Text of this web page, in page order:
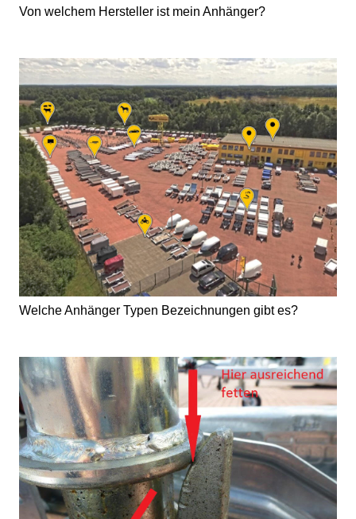
Von welchem Hersteller ist mein Anhänger?
Welche Anhänger Typen Bezeichnungen gibt es?